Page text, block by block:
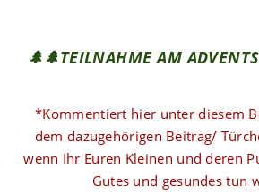
🌲🌲TEILNAHME AM
*Kommentiert hier unter diesem
dem dazugehörigen Beitrag/
wenn Ihr Euren Kleinen und deren
Gutes und gesundes tun